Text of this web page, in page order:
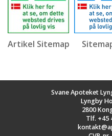
Artikel Sitemap
Svane Apoteket
Lyngby
2800
Tlf. +45